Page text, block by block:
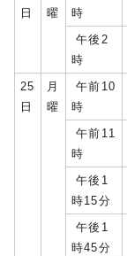
日
曜
時
午後2
時
25
日
月
曜
午前10
時
午前11
時
午後1
時15分
午後1
時45分